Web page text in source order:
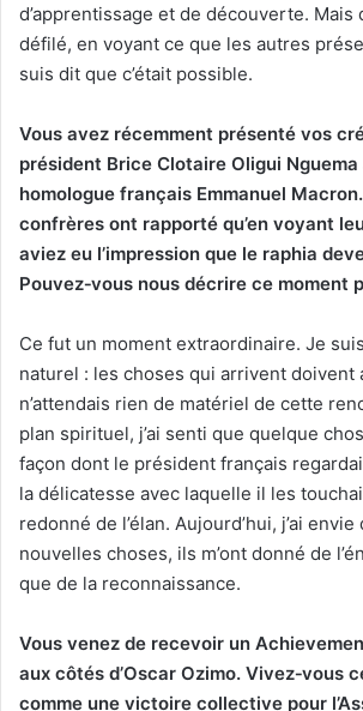
d’apprentissage et de découverte.
défilé, en voyant ce que les autres
suis dit que c’était possible.
Vous avez récemment présenté vos
président Brice Clotaire Oligui Nguema
homologue français Emmanuel
confrères ont rapporté qu’en voyant
aviez eu l’impression que le raphia
Pouvez‑vous nous décrire ce moment
Ce fut un moment extraordinaire. Je
naturel : les choses qui arrivent doivent
n’attendais rien de matériel de cette
plan spirituel, j’ai senti que quelque
façon dont le président français
la délicatesse avec laquelle il les
redonné de l’élan. Aujourd’hui, j’ai
nouvelles choses, ils m’ont donné de
que de la reconnaissance.
Vous venez de recevoir un
aux côtés d’Oscar Ozimo. Vivez‑vous
comme une victoire collective pour